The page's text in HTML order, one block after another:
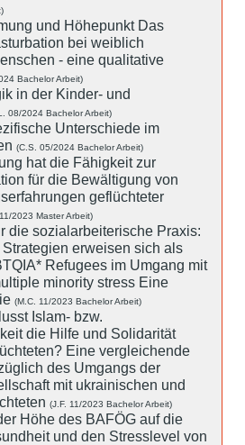
und Höhepunkt Das
bei weiblich
- eine qualitative
Bachelor Arbeit)
in der Kinder- und
08/2024 Bachelor Arbeit)
Unterschiede im
(C.S. 05/2024 Bachelor Arbeit)
hat die Fähigkeit zur
für die Bewältigung von
geflüchteter
2023 Master Arbeit)
die sozialarbeiterische Praxis:
erweisen sich als
Refugees im Umgang mit
minority stress Eine
(M.C. 11/2023 Bachelor Arbeit)
Islam- bzw.
die Hilfe und Solidarität
Eine vergleichende
des Umgangs der
mit ukrainischen und
(J.F. 11/2023 Bachelor Arbeit)
Höhe des BAFÖG auf die
und den Stresslevel von